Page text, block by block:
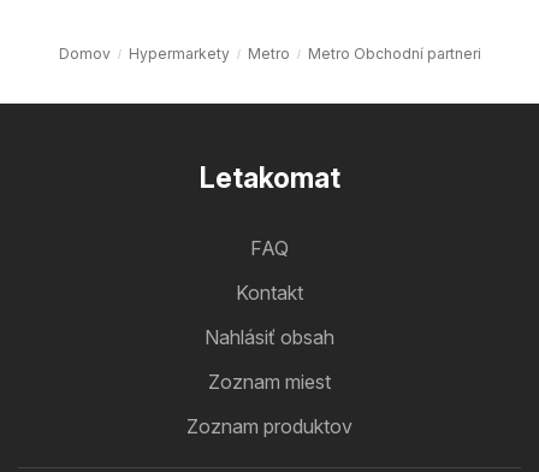
Domov Hypermarkety Metro Metro Obchodní partneri
Letakomat
FAQ
Kontakt
Nahlásiť obsah
Zoznam miest
Zoznam produktov